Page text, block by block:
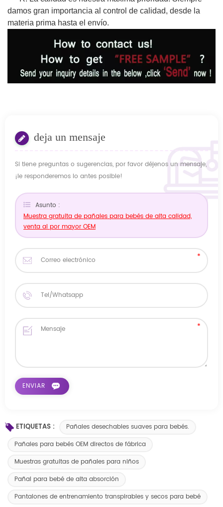
damos gran importancia al control de calidad, desde la
materia prima hasta el envío.
deja un mensaje
Si tiene preguntas o sugerencias, por favor déjenos un mensaje,
¡le responderemos lo antes posible!
Asunto :
Muestra gratuita de pañales para bebés de alta calidad,
venta al por mayor OEM
ETIQUETAS :
Pañales desechables suaves para bebés.
Pañales para bebés OEM directos de fábrica
Muestras gratuitas de pañales para niños
Pañal para bebé de alta absorción
Pantalones de entrenamiento transpirables y secos para bebé